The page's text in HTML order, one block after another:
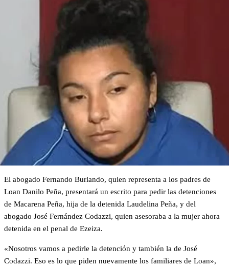
El abogado Fernando Burlando, quien representa a los padres de
Loan Danilo Peña, presentará un escrito para pedir las detenciones
de Macarena Peña, hija de la detenida Laudelina Peña, y del
abogado José Fernández Codazzi, quien asesoraba a la mujer ahora
detenida en el penal de Ezeiza.
«Nosotros vamos a pedirle la detención y también la de José
Codazzi. Eso es lo que piden nuevamente los familiares de Loan»,